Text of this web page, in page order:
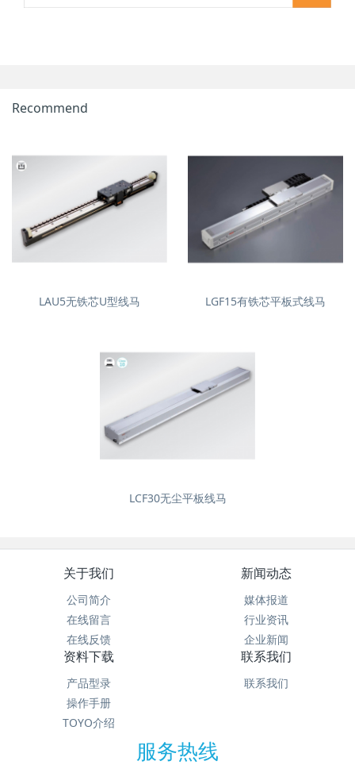
Recommend
LAU5无铁芯U型线马 LGF15有铁芯平板式线马
LCF30无尘平板线马
关于我们
公司简介
在线留言
在线反馈
新闻动态
媒体报道
行业资讯
企业新闻
资料下载
产品型录
操作手册
TOYO介绍
联系我们
联系我们
服务热线